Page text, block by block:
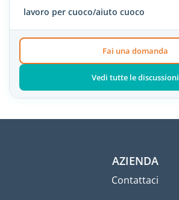
lavoro per cuoco/aiuto cuoco
Fai una domanda
Vedi tutte le discussioni
AZIENDA
Contattaci